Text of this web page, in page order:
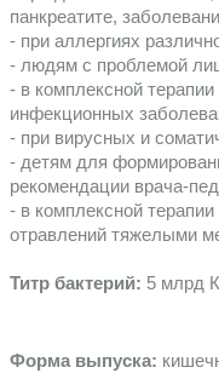
панкреатите,
- при аллергиях
- людям с проблемой
- в комплексной
инфекционных
- при вирусных и
- детям для
рекомендации врача-
- в комплексной
отравлений тяжелыми
Титр бактерий: 5 млрд
Форма выпуска: